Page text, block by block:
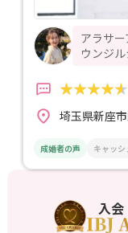
アラサ
ウンジ
埼玉県新座
成婚者の声 キャッシ
入会